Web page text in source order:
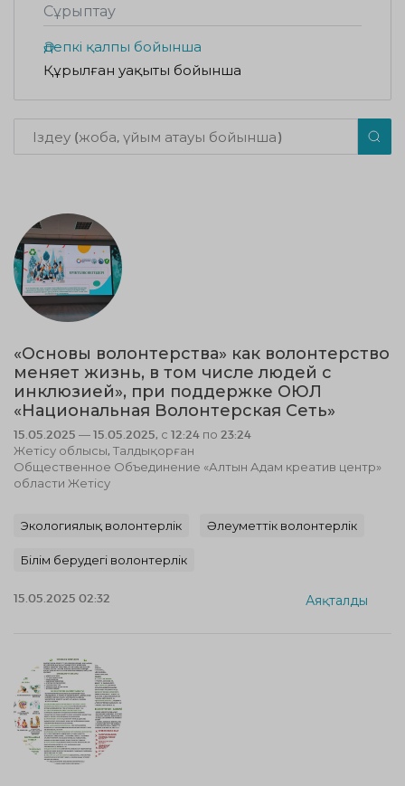
Сұрыптау
Әдепкі қалпы бойынша
Құрылған уақыты бойынша
«Основы волонтерства» как волонтерство
меняет жизнь, в том числе людей с
инклюзией», при поддержке ОЮЛ
«Национальная Волонтерская Сеть»
15.05.2025 — 15.05.2025, с 12:24 по 23:24
Жетісу облысы, Талдықорған
Общественное Объединение «Алтын Адам креатив центр»
области Жетісу
Экологиялық волонтерлік Әлеуметтік волонтерлік
Білім берудегі волонтерлік
15.05.2025 02:32 Аяқталды